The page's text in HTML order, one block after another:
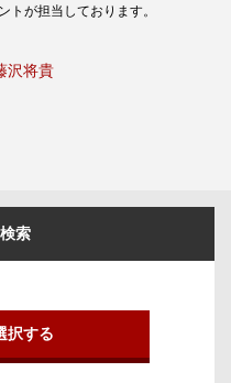
トが担当しております。
沢将貴
索
択する